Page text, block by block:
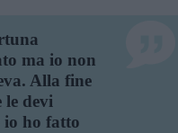
ma io non
Alla fine
le devi
io ho fatto